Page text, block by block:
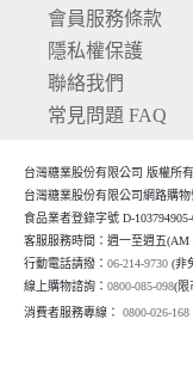
會員服務條款
隱私權保護
聯絡我們
常見問題 FAQ
台灣糖業股份有限公司 版權所有
台灣糖業股份有限公司網路購
食品業者登錄字號 D-103794905-
客服服務時間：週一至週五(AM
行動電話請撥：06-214-9730 (非
線上購物諮詢：0800-085-098(限
消費者服務專線：0800-026-168